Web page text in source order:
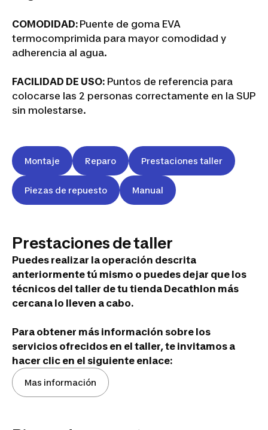
COMODIDAD: Puente de goma EVA
termocomprimida para mayor comodidad y
adherencia al agua.
FACILIDAD DE USO: Puntos de referencia para
colocarse las 2 personas correctamente en la SUP
sin molestarse.
Montaje Reparo Prestaciones taller
Piezas de repuesto Manual
Prestaciones de taller
Puedes realizar la operación descrita
anteriormente tú mismo o puedes dejar que los
técnicos del taller de tu tienda Decathlon más
cercana lo lleven a cabo.
Para obtener más información sobre los
servicios ofrecidos en el taller, te invitamos a
hacer clic en el siguiente enlace:
Mas información